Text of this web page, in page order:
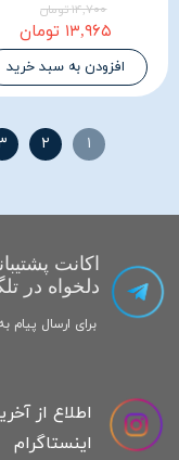
۱۴,۷۰۰ تومان
۱۳,۹۶۵ تومان
افزودن به سبد خرید
۱ ۲
اکانت
دلخواه در
برای ارسال
اطلاع از
اینستاگرام